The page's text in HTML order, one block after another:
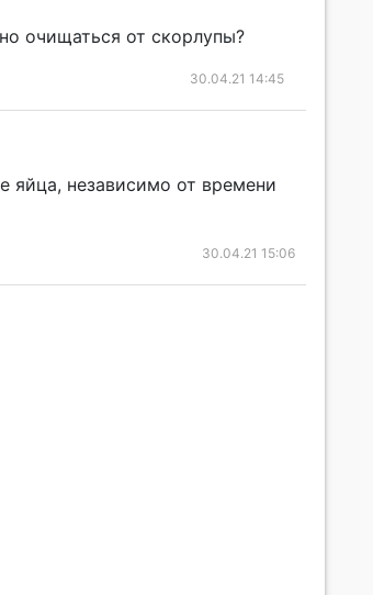
очищаться от скорлупы?
30.04.21 14:45
яйца, независимо от времени
30.04.21 15:06